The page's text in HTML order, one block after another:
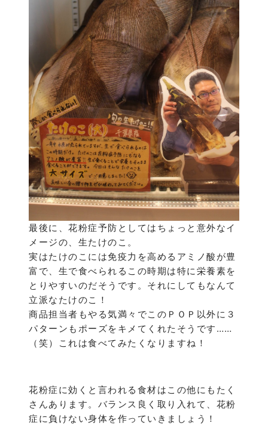
最後に、花粉症予防としてはちょっと意外なイ
メージの、生たけのこ。
実はたけのこには免疫力を高めるアミノ酸が豊
富で、生で食べられるこの時期は特に栄養素を
とりやすいのだそうです。それにしてもなんて
立派なたけのこ！
商品担当者もやる気満々でこのＰＯＰ以外に３
パターンもポーズをキメてくれたそうです……
（笑）これは食べてみたくなりますね！
花粉症に効くと言われる食材はこの他にもたく
さんあります。バランス良く取り入れて、花粉
症に負けない身体を作っていきましょう！